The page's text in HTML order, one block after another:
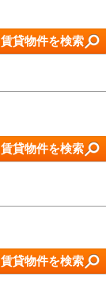
賃貸物件を検索
賃貸物件を検索
賃貸物件を検索